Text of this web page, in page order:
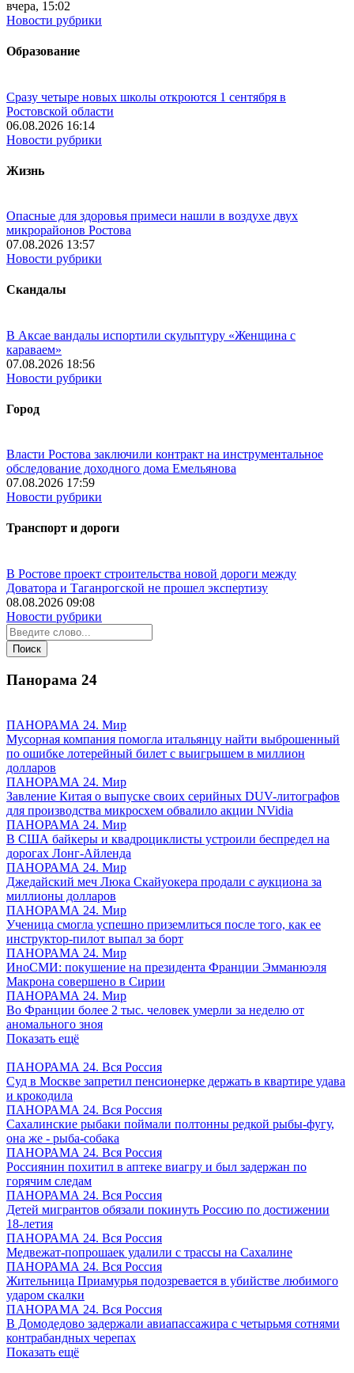
вчера, 15:02
Новости рубрики
Образование
Сразу четыре новых школы откроются 1 сентября в
Ростовской области
06.08.2026 16:14
Новости рубрики
Жизнь
Опасные для здоровья примеси нашли в воздухе двух
микрорайонов Ростова
07.08.2026 13:57
Новости рубрики
Скандалы
В Аксае вандалы испортили скульптуру «Женщина с
караваем»
07.08.2026 18:56
Новости рубрики
Город
Власти Ростова заключили контракт на инструментальное
обследование доходного дома Емельянова
07.08.2026 17:59
Новости рубрики
Транспорт и дороги
В Ростове проект строительства новой дороги между
Доватора и Таганрогской не прошел экспертизу
08.08.2026 09:08
Новости рубрики
Панорама 24
ПАНОРАМА 24. Мир
Мусорная компания помогла итальянцу найти выброшенный
по ошибке лотерейный билет с выигрышем в миллион
долларов
ПАНОРАМА 24. Мир
Завление Китая о выпуске своих серийных DUV-литографов
для производства микросхем обвалило акции NVidia
ПАНОРАМА 24. Мир
В США байкеры и квадроциклисты устроили беспредел на
дорогах Лонг-Айленда
ПАНОРАМА 24. Мир
Джедайский меч Люка Скайуокера продали с аукциона за
миллионы долларов
ПАНОРАМА 24. Мир
Ученица смогла успешно приземлиться после того, как ее
инструктор-пилот выпал за борт
ПАНОРАМА 24. Мир
ИноСМИ: покушение на президента Франции Эмманюэля
Макрона совершено в Сирии
ПАНОРАМА 24. Мир
Во Франции более 2 тыс. человек умерли за неделю от
аномального зноя
Показать ещё
ПАНОРАМА 24. Вся Россия
Суд в Москве запретил пенсионерке держать в квартире удава
и крокодила
ПАНОРАМА 24. Вся Россия
Сахалинские рыбаки поймали полтонны редкой рыбы-фугу,
она же - рыба-собака
ПАНОРАМА 24. Вся Россия
Россиянин похитил в аптеке виагру и был задержан по
горячим следам
ПАНОРАМА 24. Вся Россия
Детей мигрантов обязали покинуть Россию по достижении
18-летия
ПАНОРАМА 24. Вся Россия
Медвежат-попрошаек удалили с трассы на Сахалине
ПАНОРАМА 24. Вся Россия
Жительница Приамурья подозревается в убийстве любимого
ударом скалки
ПАНОРАМА 24. Вся Россия
В Домодедово задержали авиапассажира с четырьмя сотнями
контрабандных черепах
Показать ещё